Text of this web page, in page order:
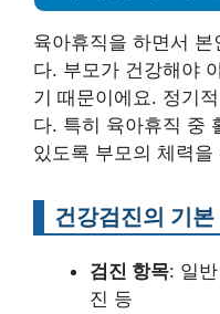
육아휴직을 하면서
다. 부모가 건강해야
기 때문이에요. 정기
다. 특히 육아휴직 중
있도록 부모의 체력
건강검진의 기
검진 항목: 일
진 등